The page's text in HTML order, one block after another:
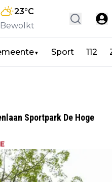
23°C
Bewolkt
▼ Sport 112
Sportpark De Hoge